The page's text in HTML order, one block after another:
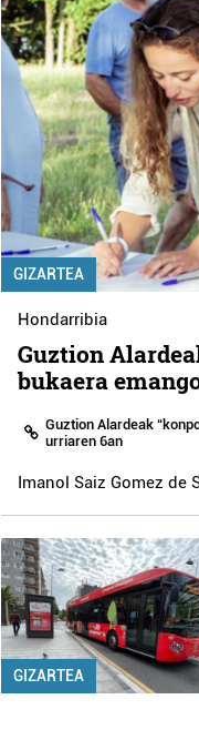
GIZARTEA
Hondarribia
Guztion
bukaera
Guztion Alardeak
urriaren 6an
Imanol Saiz Gomez de
GIZARTEA